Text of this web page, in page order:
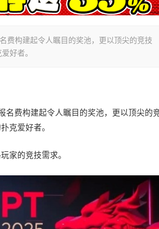
费构建起令人瞩目的奖池，更以顶尖的竞技
好者。
名费构建起令人瞩目的奖池，更以顶尖的
克爱好者。
家的竞技需求。